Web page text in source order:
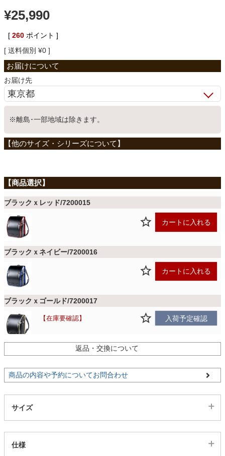
ベッド
収納家具
学習机
ホームオフィス
ラグ
収納用品
¥25,990
[ 260 ポイント ]
送料個別 ¥0
お届け先
※離島･一部地域は除きます。
ブラックｘレッド/7200015
カートに入れる
ブラックｘネイビー/7200016
カートに入れる
ブラックｘゴールド/7200017
在庫要確認 入荷予定確認
返品・交換について
商品の内容や予約についてお問合わせ
サイズ
仕様